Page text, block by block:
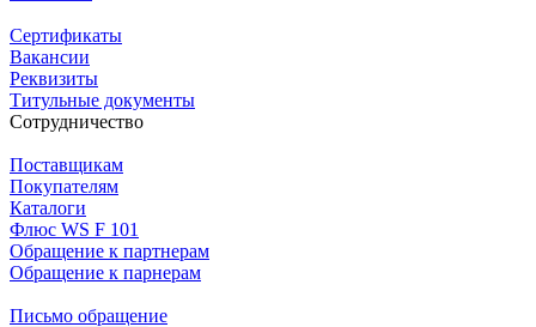
Сертификаты
Вакансии
Реквизиты
Титульные документы
Сотрудничество
Поставщикам
Покупателям
Каталоги
Флюс WS F 101
Обращение к партнерам
Обращение к парнерам
Письмо обращение